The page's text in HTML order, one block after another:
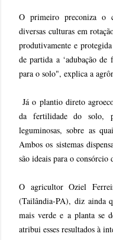
O primeiro preconiza o
diversas culturas em
produtivamente e
de partida a ‘adubação de
para o solo", explica a
Já o plantio direto
da fertilidade do solo,
leguminosas, sobre as
Ambos os sistemas
são ideais para o consórcio
O agricultor Oziel
(Tailândia-PA), diz ainda
mais verde e a planta se
atribui esses resultados à